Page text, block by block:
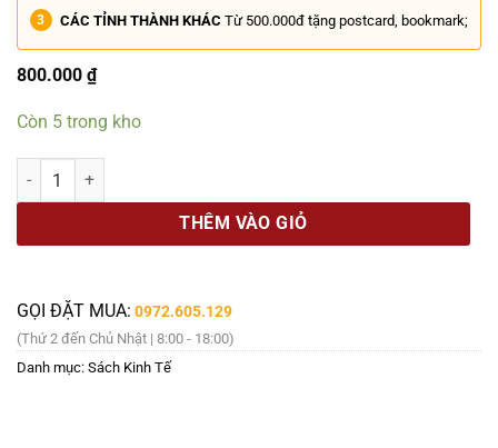
CÁC TỈNH THÀNH KHÁC Từ 500.000đ tặng postcard, bookmark;
800.000 ₫
Còn 5 trong kho
(Bản giới hạn – S500) ĐẤT MÁU SICILY - Mario Puzo – Đông A số
THÊM VÀO GIỎ
GỌI ĐẶT MUA: 0972.605.129
(Thứ 2 đến Chủ Nhật | 8:00 - 18:00)
Danh mục: Sách Kinh Tế